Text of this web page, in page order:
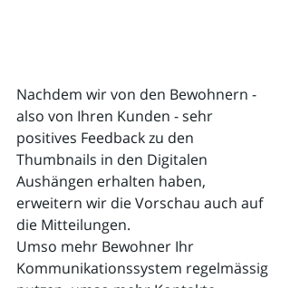
Nachdem wir von den Bewohnern -
also von Ihren Kunden - sehr
positives Feedback zu den
Thumbnails in den Digitalen
Aushängen erhalten haben,
erweitern wir die Vorschau auch auf
die Mitteilungen.
Umso mehr Bewohner Ihr
Kommunikationssystem regelmässig